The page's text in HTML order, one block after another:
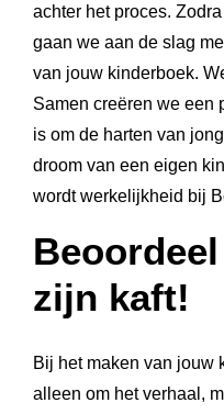
achter het proces.
gaan we aan de slag
van jouw kinderboek.
Samen creëren we een
is om de harten van
droom van een eigen
wordt werkelijkheid bij
zijn kaft!
Bij het maken van jouw
alleen om het verhaal,